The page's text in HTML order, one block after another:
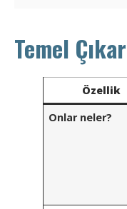
Temel
Özellik
Onlar neler?